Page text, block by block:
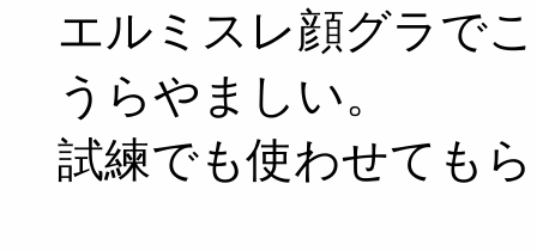
エルミスレ顔グラで
うらやましい。
試練でも使わせても